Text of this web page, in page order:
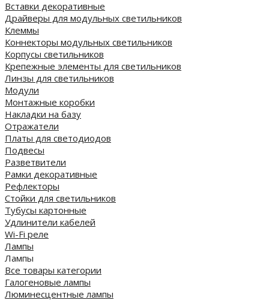
Вставки декоративные
Драйверы для модульных светильников
Клеммы
Коннекторы модульных светильников
Корпусы светильников
Крепежные элементы для светильников
Линзы для светильников
Модули
Монтажные коробки
Накладки на базу
Отражатели
Платы для светодиодов
Подвесы
Разветвители
Рамки декоративные
Рефлекторы
Стойки для светильников
Тубусы картонные
Удлинители кабелей
Wi-Fi реле
Лампы
Лампы
Все товары категории
Галогеновые лампы
Люминесцентные лампы